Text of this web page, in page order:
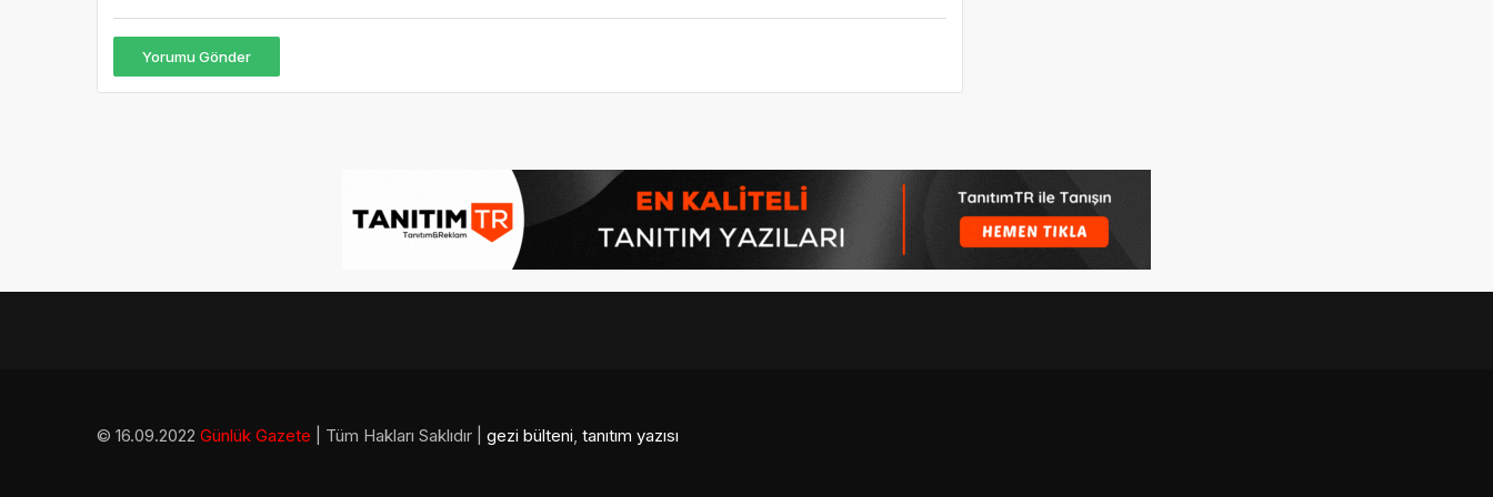
Yorumu Gönder
© 16.09.2022 Günlük Gazete | Tüm Hakları Saklıdır | gezi bülteni, tanıtım yazısı